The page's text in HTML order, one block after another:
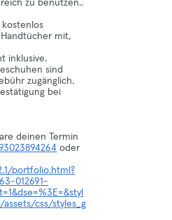
zu benutzen..
kostenlos
mit,
inklusive.
sind
zugänglich.
bei
deinen Termin
oder
portfolio.html?
012691-
css/styles_g